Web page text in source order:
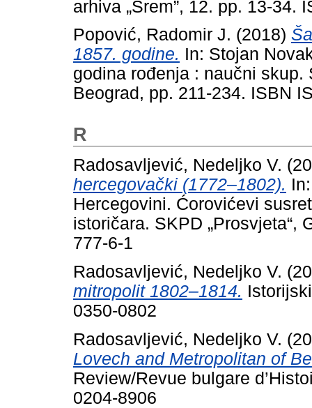
arhiva „Srem”, 12. pp. 13-34.
Popović, Radomir J. (2018)
1857. godine. In: Stojan
godina rođenja : naučni
Beograd, pp. 211-234. ISBN
R
Radosavljević, Nedeljko V.
hercegovački (1772–1802).
Hercegovini. Ćorovićevi
istoričara. SKPD „Prosvjeta“,
777-6-1
Radosavljević, Nedeljko V.
mitropolit 1802–1814.
0350-0802
Radosavljević, Nedeljko V.
Lovech and Metropolitan of
Review/Revue bulgare
0204-8906